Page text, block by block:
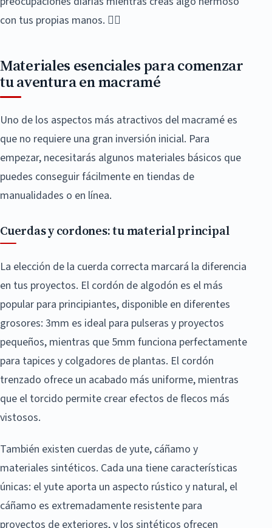
con tus propias manos. 🧘‍♀️
Materiales esenciales para comenzar
tu aventura en macramé
Uno de los aspectos más atractivos del macramé es
que no requiere una gran inversión inicial. Para
empezar, necesitarás algunos materiales básicos que
puedes conseguir fácilmente en tiendas de
manualidades o en línea.
Cuerdas y cordones: tu material principal
La elección de la cuerda correcta marcará la diferencia
en tus proyectos. El cordón de algodón es el más
popular para principiantes, disponible en diferentes
grosores: 3mm es ideal para pulseras y proyectos
pequeños, mientras que 5mm funciona perfectamente
para tapices y colgadores de plantas. El cordón
trenzado ofrece un acabado más uniforme, mientras
que el torcido permite crear efectos de flecos más
vistosos.
También existen cuerdas de yute, cáñamo y
materiales sintéticos. Cada una tiene características
únicas: el yute aporta un aspecto rústico y natural, el
cáñamo es extremadamente resistente para
proyectos de exteriores, y los sintéticos ofrecen